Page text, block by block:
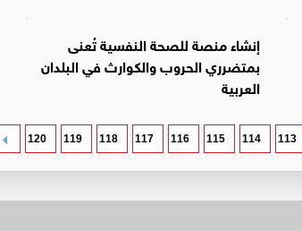
إنشاء منصة للصحة النفسية تُعنى
بمتضرري الحروب والكوارث في البلدان
العربية
113
114
115
116
117
118
119
120